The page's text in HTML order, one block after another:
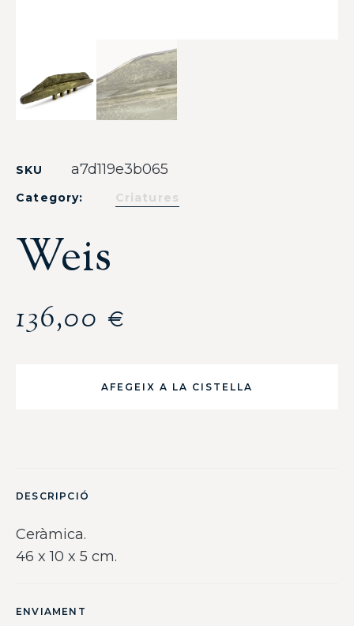
SKU a7d119e3b065
Category: Criatures
Weis
136,00 €
AFEGEIX A LA CISTELLA
DESCRIPCIÓ
Ceràmica.
46 x 10 x 5 cm.
ENVIAMENT